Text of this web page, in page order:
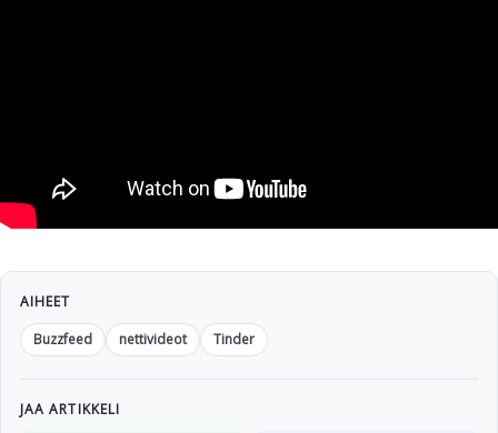
AIHEET
Buzzfeed
nettivideot Tinder
JAA ARTIKKELI